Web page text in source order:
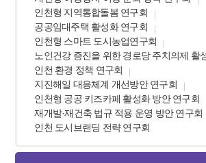
인천형 지역통합돌봄 연구회
공공임대주택 활성화 연구회
인천형 스마트 도시농업연구회
노인건강 증진을 위한 경로당 주치의제 활
인천 환경 정책 연구회
지진해일 대응체계 개선방안 연구회
인천형 공공 키즈카페 활성화 방안 연구회
재개발·재건축 법규 적용 운영 방안 연구회
인천 도시브랜딩 전략 연구회